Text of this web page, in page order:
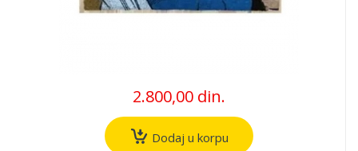
2.800,00 din.
Dodaj u korpu